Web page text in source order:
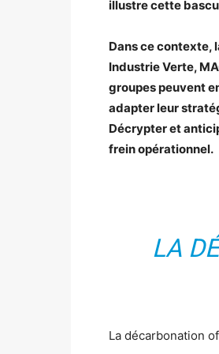
illustre cette
Dans ce contexte,
Industrie Verte,
groupes peuvent
adapter leur
Décrypter et
frein opérationnel.
LA
La décarbonation